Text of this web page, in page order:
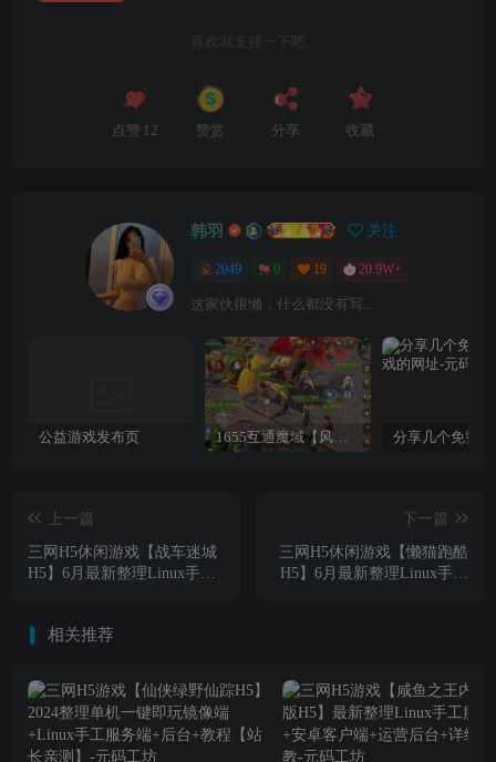
喜欢就支持一下吧
点赞 12 赞赏 分享 收藏
韩羽 关注
2049 0 19 20.9W+
这家伙很懒，什么都没有写...
公益游戏发布页
上一篇
三网H5休闲游戏【战车迷城
H5】6月最新整理Linux手工
细搭建教程
下一篇
三网H5休闲游戏【懒猫跑酷
H5】6月最新整理Linux手工
相关推荐